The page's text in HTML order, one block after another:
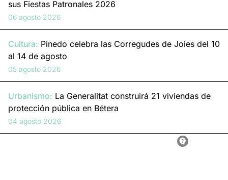
sus Fiestas Patronales 2026
06 agosto 2026
Cultura: Pinedo celebra las Corregudes de Joies del 10
al 14 de agosto
05 agosto 2026
Urbanismo: La Generalitat construirá 21 viviendas de
protección pública en Bétera
04 agosto 2026